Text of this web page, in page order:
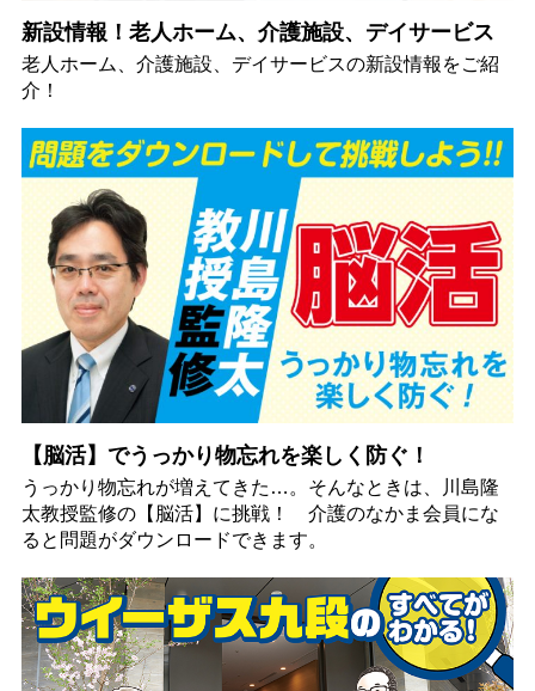
新設情報！老人ホーム、介護施設、デイサービス
老人ホーム、介護施設、デイサービスの新設情報をご紹
介！
【脳活】でうっかり物忘れを楽しく防ぐ！
うっかり物忘れが増えてきた…。そんなときは、川島隆
太教授監修の【脳活】に挑戦！ 介護のなかま会員にな
ると問題がダウンロードできます。